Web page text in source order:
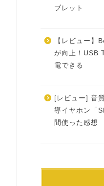
ブレット
【レビュー】
が向上！USB
電できる
[レビュー] 音
導イヤホン「
間使った感想